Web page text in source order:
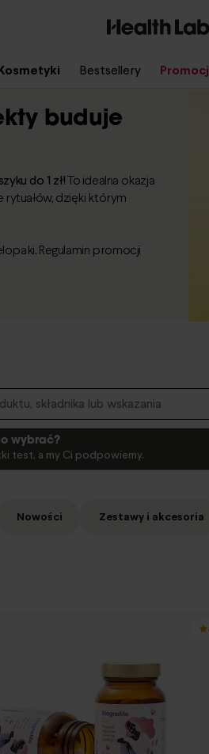
Bestsellery
buduje
do 1 zł! To idealna okazja
dzięki którym
Regulamin promocji
wybrać?
test, a my Ci podpowiemy.
Nowości Zestawy i akcesoria